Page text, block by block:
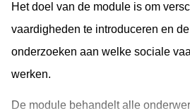
Het doel van de module is om
vaardigheden te introduceren en
onderzoeken aan welke sociale
werken.
De module behandelt alle